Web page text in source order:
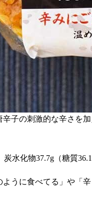
子の刺激的な辛さを
水化物37.7g（糖質
うに食べてる」や「